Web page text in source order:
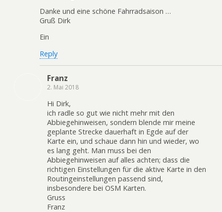
Danke und eine schöne Fahrradsaison …
Gruß Dirk
Ein
Reply
Franz
2. Mai 2018
Hi Dirk,
ich radle so gut wie nicht mehr mit den
Abbiegehinweisen, sondern blende mir meine
geplante Strecke dauerhaft in Egde auf der
Karte ein, und schaue dann hin und wieder, wo
es lang geht. Man muss bei den
Abbiegehinweisen auf alles achten; dass die
richtigen Einstellungen für die aktive Karte in den
Routingeinstellungen passend sind,
insbesondere bei OSM Karten.
Gruss
Franz